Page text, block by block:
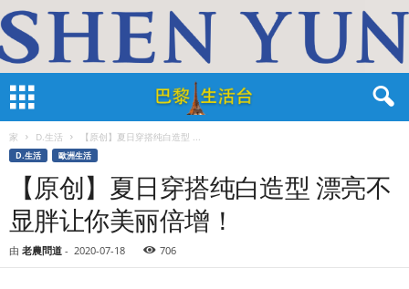
家 D.生活 【原创】夏日穿搭纯白造型 ...
D.生活 歐洲生活
【原创】夏日穿搭纯白造型 漂亮不
显胖让你美丽倍增！
由 老農問道 - 2020-07-18 706